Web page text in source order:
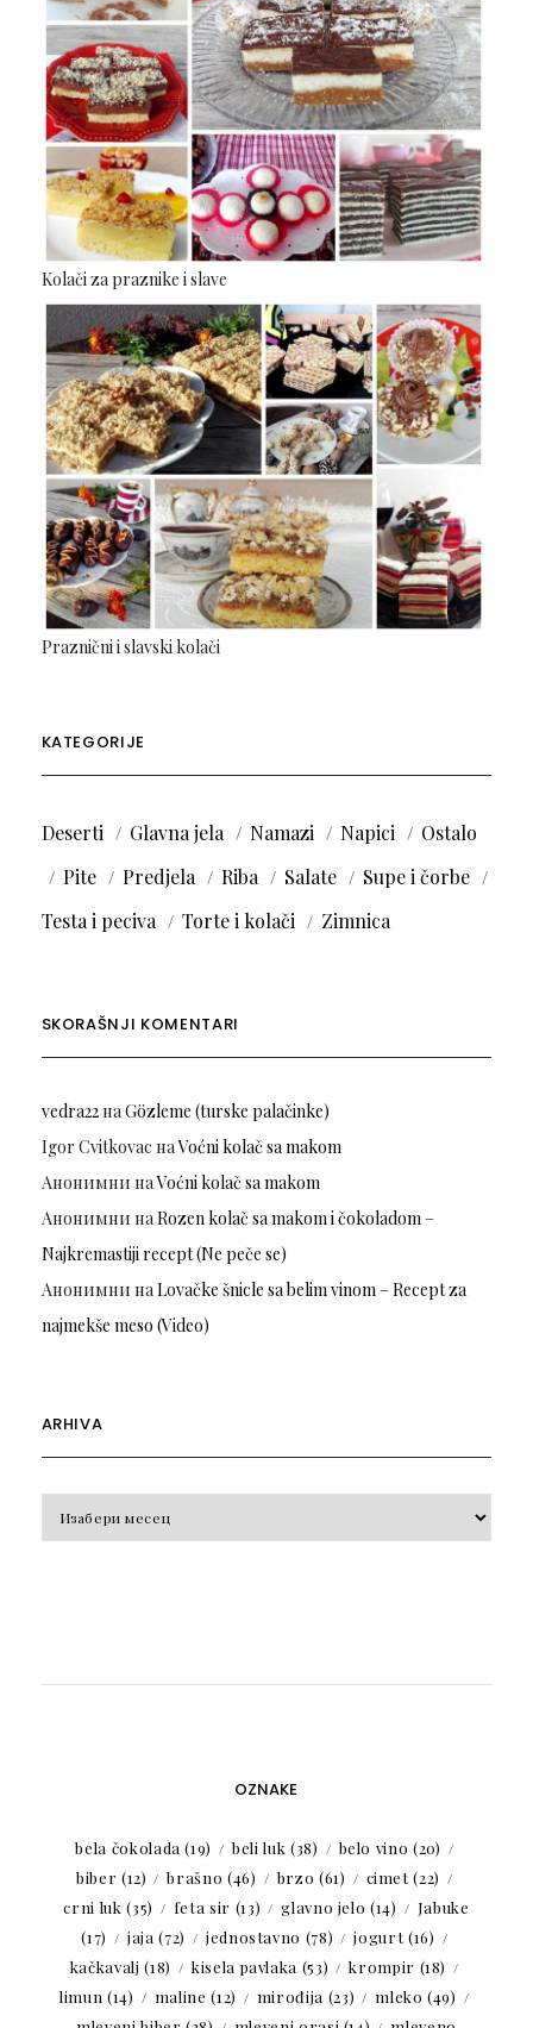
Kolači za praznike i slave
Praznični i slavski kolači
KATEGORIJE
Deserti Glavna jela Namazi Napici
Ostalo
Pite
Predjela Riba Salate
Supe i čorbe
Testa i peciva
Torte i kolači Zimnica
SKORAŠNJI KOMENTARI
vedra22наGözleme (turske palačinke)
Igor Cvitkovac наVoćni kolač sa makom
Анонимни наVoćni kolač sa makom
Анонимни наRozen kolač sa makom i čokoladom –
Najkremastiji recept (Ne peče se)
Анонимни наLovačke šnicle sa belim vinom – Recept za
najmekše meso (Video)
ARHIVA
OZNAKE
bela čokolada (19) beli luk (38) belo vino (20)
biber (12) brašno (46) brzo (61) cimet(22)
crni luk (35) feta sir (13) glavno jelo (14)
Jabuke
(17)
jaja (72) jednostavno (78) jogurt(16)
kačkavalj (18) kisela pavlaka (53) krompir (18)
limun (14) maline (12) mirođija (23) mleko (49)